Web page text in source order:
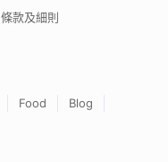
條款及細則
Food
Blog